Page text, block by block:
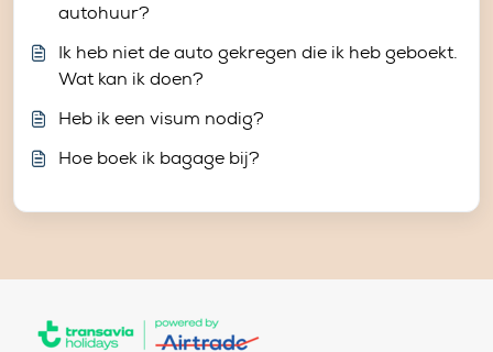
autohuur?
Ik heb niet de auto gekregen die ik heb geboekt.
Wat kan ik doen?
Heb ik een visum nodig?
Hoe boek ik bagage bij?